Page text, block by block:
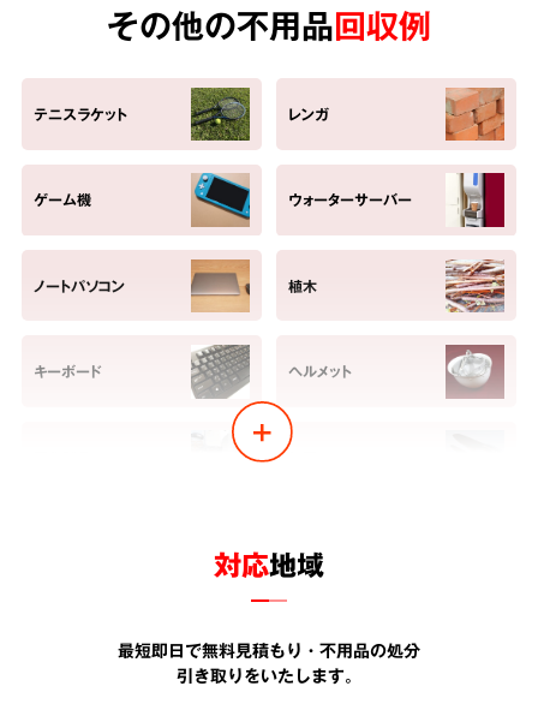
その他の不用品回収例
テニスラケット レンガ
ゲーム機 ウォーターサーバー
ノートパソコン 植木
キーボード ヘルメット
対応地域
最短即日で無料見積もり・不用品の処分
引き取りをいたします。